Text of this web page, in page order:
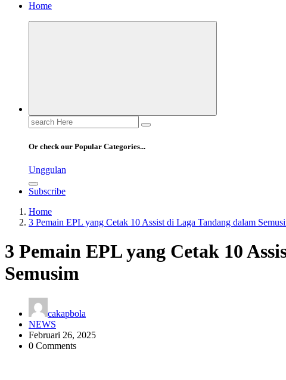
Home
Search
for:
Or check our Popular Categories...
Unggulan
Subscribe
Home
3 Pemain EPL yang Cetak 10 Assist di Laga Tandang dalam
3 Pemain EPL yang Cetak 10
Semusim
cakapbola
NEWS
Februari 26, 2025
0 Comments